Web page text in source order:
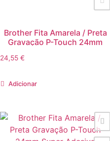
Brother Fita Amarela / Preta
Gravação P-Touch 24mm
24,55 €
Adicionar